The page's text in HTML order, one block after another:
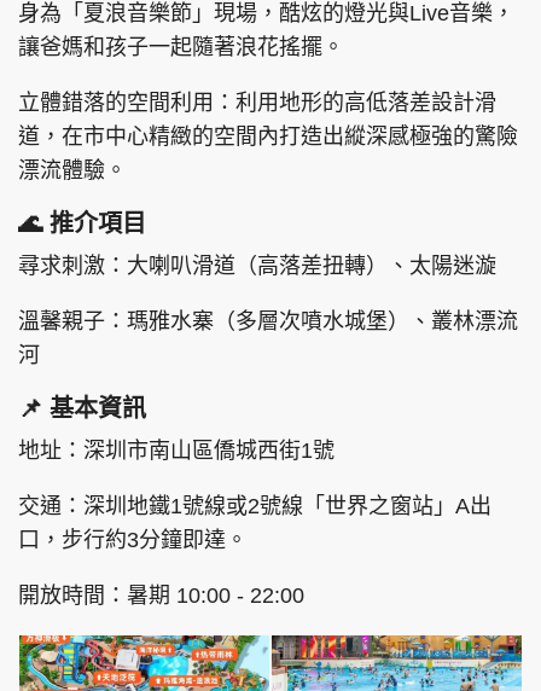
身為「夏浪音樂節」現場，酷炫的燈光與Live音樂，
讓爸媽和孩子一起隨著浪花搖擺。
立體錯落的空間利用：利用地形的高低落差設計滑
道，在市中心精緻的空間內打造出縱深感極強的驚險
漂流體驗。
🌊 推介項目
尋求刺激：大喇叭滑道（高落差扭轉）、太陽迷漩
溫馨親子：瑪雅水寨（多層次噴水城堡）、叢林漂流
河
📌 基本資訊
地址：深圳市南山區僑城西街1號
交通：深圳地鐵1號線或2號線「世界之窗站」A出
口，步行約3分鐘即達。
開放時間：暑期 10:00 - 22:00